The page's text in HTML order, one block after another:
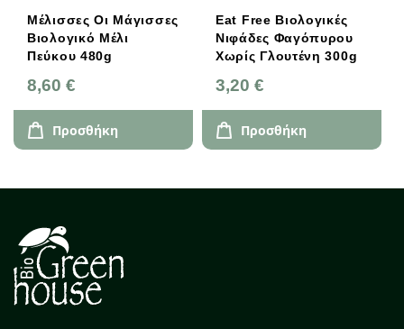
Μέλισσες Οι Μάγισσες
Βιολογικό Μέλι
Πεύκου 480g
8,60 €
Προσθήκη
Eat Free Βιολογικές
Νιφάδες Φαγόπυρου
Χωρίς Γλουτένη 300g
3,20 €
Προσθήκη